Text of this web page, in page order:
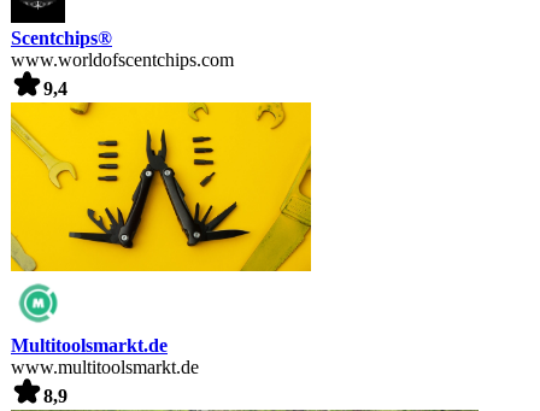
Scentchips®
www.worldofscentchips.com
9,4
Multitoolsmarkt.de
www.multitoolsmarkt.de
8,9